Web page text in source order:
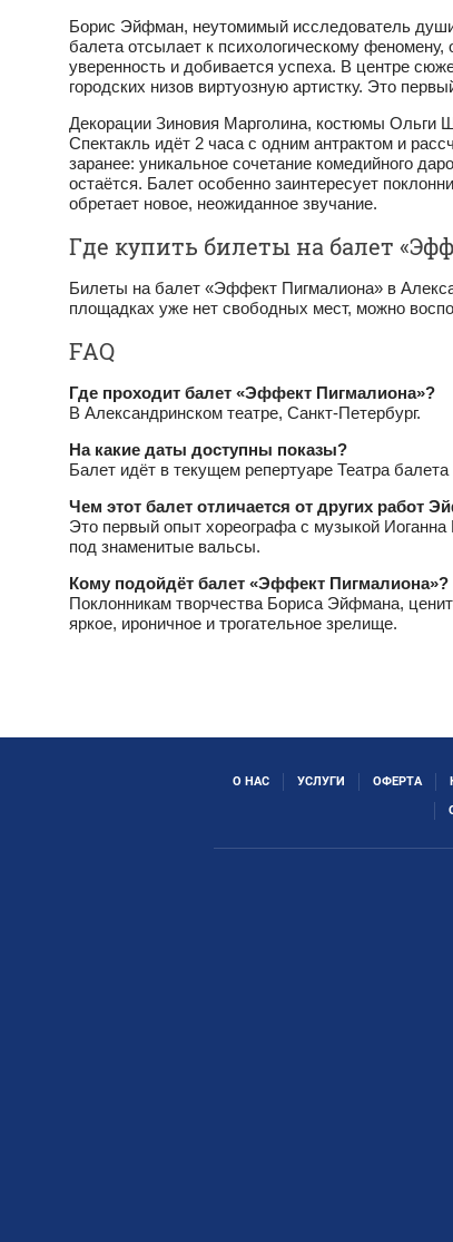
Борис Эйфман, неутомимый исследователь
балета отсылает к психологическому
уверенность и добивается успеха. В центре
городских низов виртуозную артистку. Это
Декорации Зиновия Марголина, костюмы Ольги
Спектакль идёт 2 часа с одним антрактом и
заранее: уникальное сочетание комедийного
остаётся. Балет особенно заинтересует
обретает новое, неожиданное звучание.
Где купить билеты на балет
Билеты на балет «Эффект Пигмалиона» в
площадках уже нет свободных мест, можно
FAQ
Где проходит балет «Эффект Пигмалиона»?
В Александринском театре, Санкт‑Петербург.
На какие даты доступны показы?
Балет идёт в текущем репертуаре Театра
Чем этот балет отличается от других работ
Это первый опыт хореографа с музыкой
под знаменитые вальсы.
Кому подойдёт балет «Эффект Пигмалиона»?
Поклонникам творчества Бориса Эйфмана,
яркое, ироничное и трогательное зрелище.
О НАС УСЛУГИ ОФЕРТА